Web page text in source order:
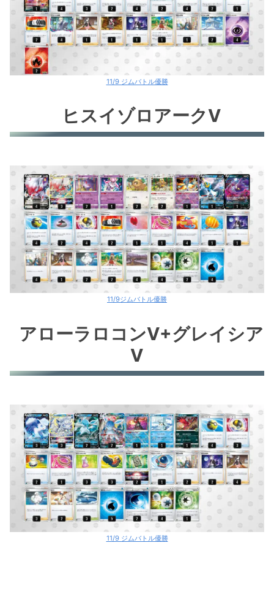
11/9 ジムバトル優勝
ヒスイゾロアークV
11/9ジムバトル優勝
アローラロコンV+グレイシア
V
11/9 ジムバトル優勝